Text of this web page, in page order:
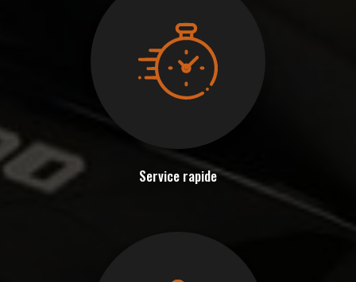
Service rapide